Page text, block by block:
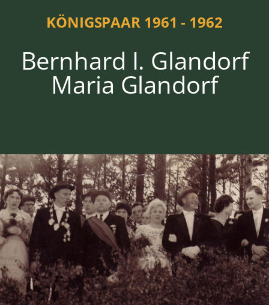
KÖNIGSPAAR 1961 - 1962
Bernhard I. Glandorf
Maria Glandorf